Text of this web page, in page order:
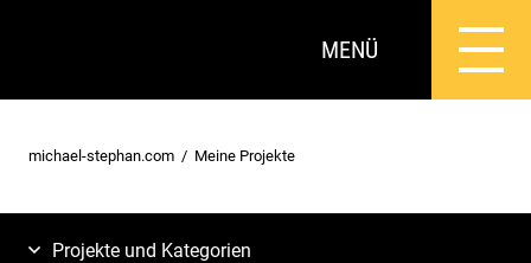
MENÜ
michael-stephan.com Meine Projekte
Projekte und Kategorien